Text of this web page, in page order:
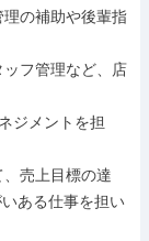
の補助や後輩指
フ管理など、店
ジメントを担
売上目標の達
ある仕事を担い